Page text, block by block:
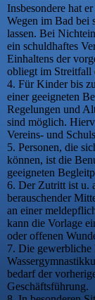
Insbesondere hat
Wegen im Bad bei
lassen. Bei
ein schuldhaftes
Einhaltens der
obliegt im Streitfall
4. Für Kinder bis
einer geeigneten
Regelungen und
sind möglich.
Vereins- und
5. Personen, die
können, ist die
geeigneten
6. Der Zutritt ist u.
berauschender
an einer
kann die Vorlage
oder offenen
7. Die
bedarf der
Geschäftsführung.